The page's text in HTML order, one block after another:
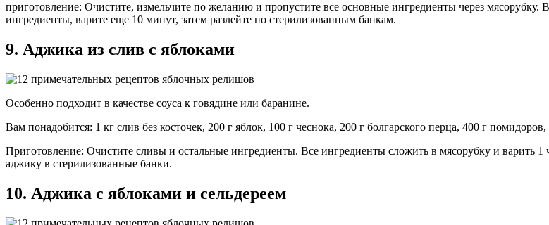
приготовление: Очистите, измельчите по желанию и пропустите все основные ингредиенты через
ингредиенты, варите еще 10 минут, затем разлейте по стерилизованным банкам.
9. Аджика из слив с яблоками
Особенно подходит в качестве соуса к говядине или баранине.
Вам понадобится: 1 кг слив без косточек, 200 г яблок, 100 г чеснока, 200 г болгарского перца, 400 г
Приготовление: Очистите сливы и остальные ингредиенты. Все ингредиенты сложить в мясорубку и варить 1
аджику в стерилизованные банки.
10. Аджика с яблоками и сельдереем